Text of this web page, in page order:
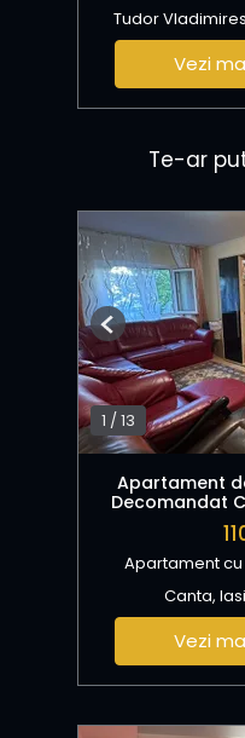
Tudor
Vezi
Te-ar
1 / 13
Previous
Apartament
Decomandat
Apartament
Canta, Iasi
Vezi